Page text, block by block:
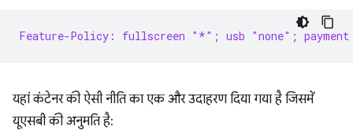
Feature-Policy: fullscreen "*"; usb "none"; payment
यहां कंटेनर की ऐसी नीति का एक और उदाहरण दिया गया है जिसमें
यूएसबी की अनुमति है: